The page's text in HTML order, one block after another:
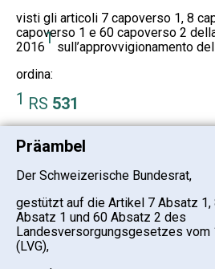
visti gli articoli 7 capoverso 1, 8
capoverso 1 e 60 capoverso 2
20161 sull’approvvigionamento
ordina:
1 RS 531
Präambel
Der Schweizerische Bundesrat,
gestützt auf die Artikel 7 Absatz 1,
Absatz 1 und 60 Absatz 2 des
Landesversorgungsgesetzes vom
(LVG),